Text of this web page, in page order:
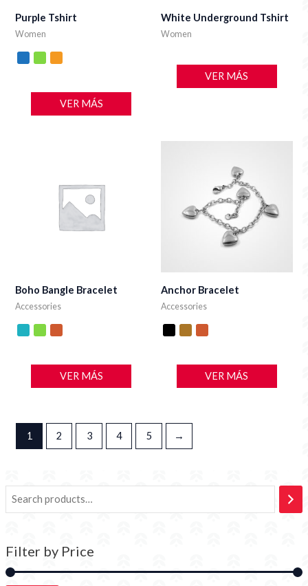
Filter by Price
Purple Tshirt
Women
VER MÁS
White Underground Tshirt
Women
VER MÁS
Boho Bangle Bracelet
Accessories
VER MÁS
Anchor Bracelet
Accessories
VER MÁS
1 2 3 4 5 →